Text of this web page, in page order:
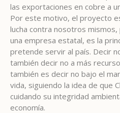
las exportaciones en cobre a
Por este motivo, el proyecto
lucha contra nosotros mismos,
una empresa estatal, es la
pretende servir al país. Decir
también decir no a más
también es decir no bajo el
vida, siguiendo la idea de que
cuidando su integridad
economía.